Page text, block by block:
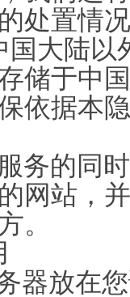
处置情
国大陆
储于中
依据本
务的同
网站，
。
器放在